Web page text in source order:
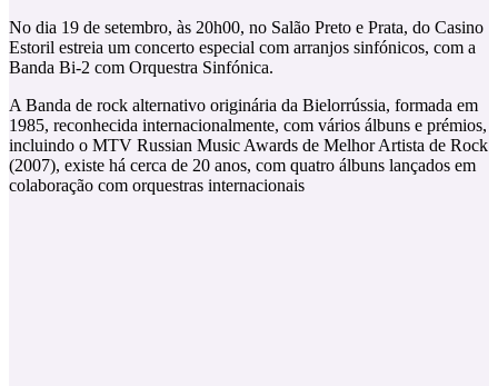
No dia 19 de setembro, às 20h00, no Salão Preto e Prata, do Casino
Estoril estreia um concerto especial com arranjos sinfónicos, com a
Banda Bi-2 com Orquestra Sinfónica.
A Banda de rock alternativo originária da Bielorrússia, formada em
1985, reconhecida internacionalmente, com vários álbuns e prémios,
incluindo o MTV Russian Music Awards de Melhor Artista de Rock
(2007), existe há cerca de 20 anos, com quatro álbuns lançados em
colaboração com orquestras internacionais